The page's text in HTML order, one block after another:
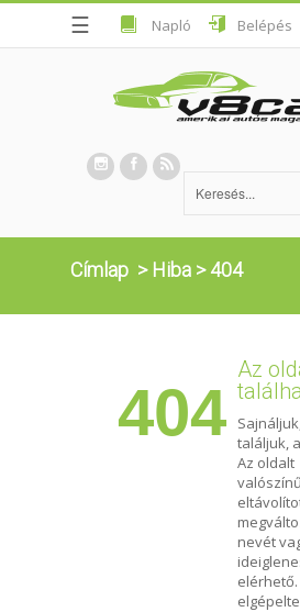
☰ Napló Belépés
Címlap > Hiba >404
404
Az
találjuk,
Az oldalt
nevét